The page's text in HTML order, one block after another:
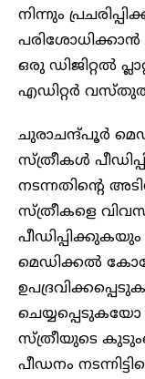
നിന്നും
പരിശോധിക്കാൻ
ഒരു ഡിജിറ്റൽ
എഡിറ്റർ
ചുരാചന്ദ്പൂർ
സ്ത്രീകൾ
നടന്നതിന്റെ
സ്ത്രീകളെ
മെഡിക്കൽ
ചെയ്യപ്പെടുകയോ
സ്ത്രീയുടെ
പീഡനം